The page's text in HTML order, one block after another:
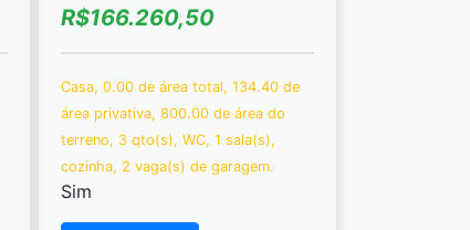
R$166.260,50
Casa, 0.00 de área total, 134.40 de
área privativa, 800.00 de área do
terreno, 3 qto(s), WC, 1 sala(s),
cozinha, 2 vaga(s) de garagem.
Sim